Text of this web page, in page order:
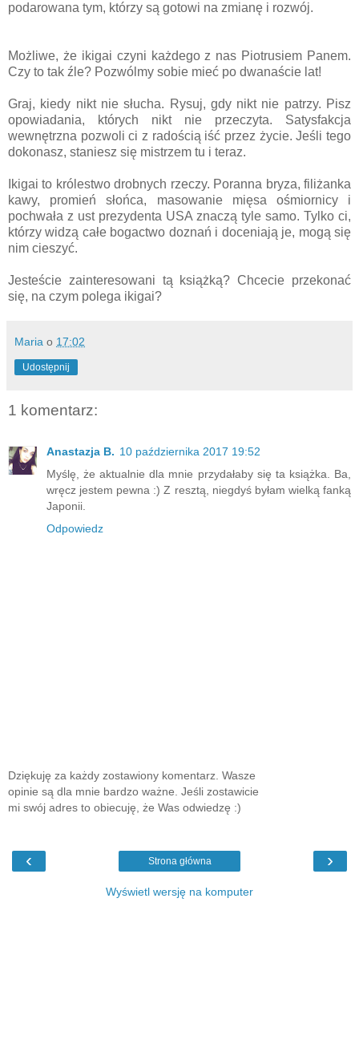
podarowana tym, którzy są gotowi na zmianę i rozwój.
Możliwe, że ikigai czyni każdego z nas Piotrusiem Panem.
Czy to tak źle? Pozwólmy sobie mieć po dwanaście lat!
Graj, kiedy nikt nie słucha. Rysuj, gdy nikt nie patrzy. Pisz
opowiadania, których nikt nie przeczyta. Satysfakcja
wewnętrzna pozwoli ci z radością iść przez życie. Jeśli tego
dokonasz, staniesz się mistrzem tu i teraz.
Ikigai to królestwo drobnych rzeczy. Poranna bryza, filiżanka
kawy, promień słońca, masowanie mięsa ośmiornicy i
pochwała z ust prezydenta USA znaczą tyle samo. Tylko ci,
którzy widzą całe bogactwo doznań i doceniają je, mogą się
nim cieszyć.
Jesteście zainteresowani tą książką? Chcecie przekonać
się, na czym polega ikigai?
Maria o 17:02
Udostępnij
1 komentarz:
Anastazja B. 10 października 2017 19:52
Myślę, że aktualnie dla mnie przydałaby się ta książka. Ba,
wręcz jestem pewna :) Z resztą, niegdyś byłam wielką fanką
Japonii.
Odpowiedz
Dziękuję za każdy zostawiony komentarz. Wasze
opinie są dla mnie bardzo ważne. Jeśli zostawicie
mi swój adres to obiecuję, że Was odwiedzę :)
‹ ›
Strona główna
Wyświetl wersję na komputer